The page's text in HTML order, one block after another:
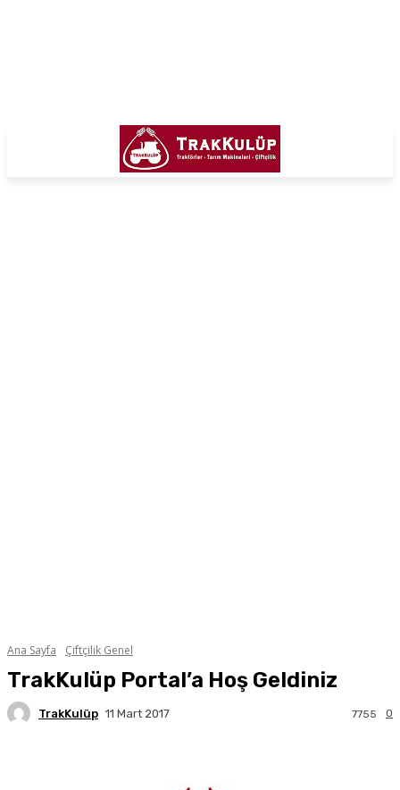
Ana Sayfa Çiftçilik Genel
TrakKulüp Portal’a Hoş Geldiniz
TrakKulüp 11 Mart 2017 0
7755